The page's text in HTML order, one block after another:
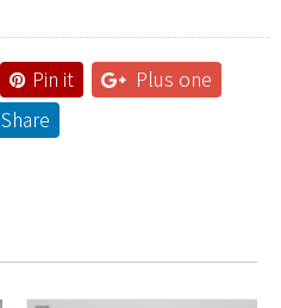
Pin it
Plus one
Share